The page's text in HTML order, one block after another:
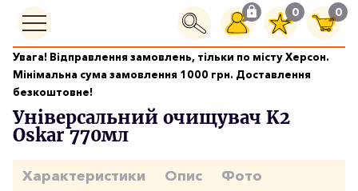
0 0
Увага! Відправлення замовлень, тільки по місту Херсон.
Мінімальна сума замовлення 1000 грн. Доставлення
безкоштовне!
Догляд за салоном
Універсальний очищувач K2 Oskar 770мл
Універсальний очищувач K2
Oskar 770мл
Характеристики Опис Фото